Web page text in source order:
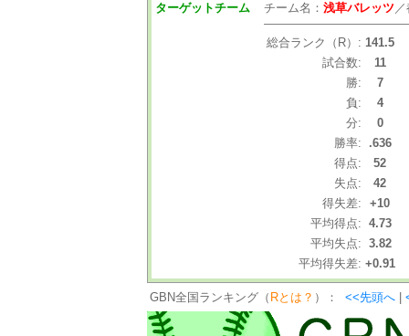
ターゲットチーム チーム名： 浅草バレッツ ／
総合ランク（R）: 141.5
試合数:
11
勝:
7
負:
4
分:
0
勝率:
.636
得点:
52
失点:
42
得失差:
+10
平均得点: 4.73
平均失点: 3.82
平均得失差: +0.91
GBN全国ランキング（ Rとは？ ）： <<先頭へ